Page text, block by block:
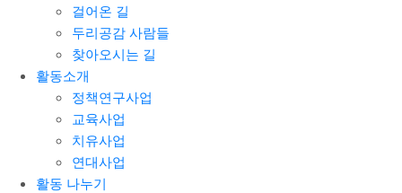
걸어온 길
두리공감 사람들
찾아오시는 길
활동소개
정책연구사업
교육사업
치유사업
연대사업
활동 나누기